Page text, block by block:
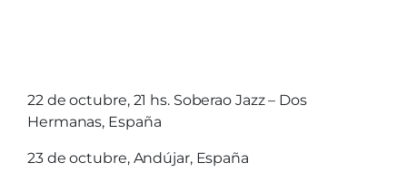
22 de octubre, 21 hs. Soberao Jazz – Dos
Hermanas, España
23 de octubre, Andújar, España